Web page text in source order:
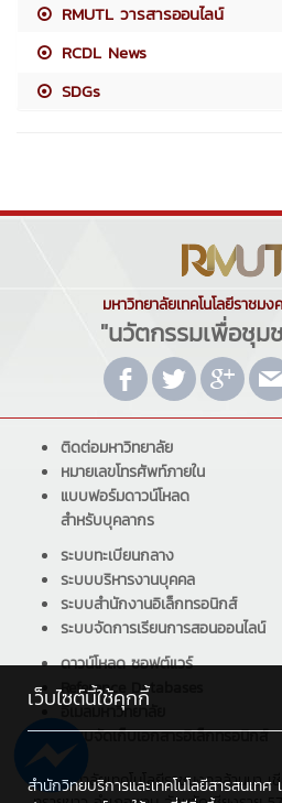
RMUTL วารสารออนไลน์
RCDL News
SDGs
มหาวิทยาลัยเทคโนโลยีราชม
"นวัตกรรมเพื่อชุม
ติดต่อมหาวิทยาลัย
หมายเลขโทรศัพท์ภายใน
แบบฟอร์มดาวน์โหลด
สำหรับบุคลากร
ระบบทะเบียนกลาง
ระบบบริหารงานบุคคล
ระบบสำนักงานอิเล็กทรอนิกส์
ระบบจัดการเรียนการสอนออนไลน์
ดาวน์โหลด ซอฟต์แวร์
Reference Databases
อีเมลมหาวิทยาลัย
ระบบจัดเก็บเอกสารอิเล็กทรอนิกส์
มหาวิทยาลัยเทคโนโลยีราชมงคลล้านนา
เว็บไซต์นี้ใช้คุกกี้
สำนักวิทยบริการและเทคโนโลยีสารสนเทศ